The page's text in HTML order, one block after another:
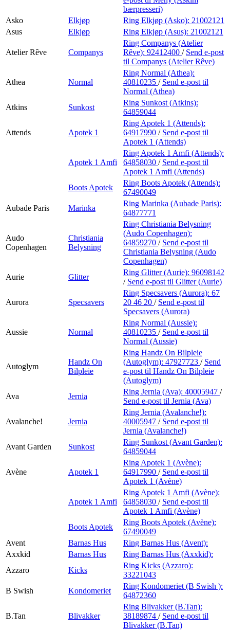
bærpresseri)
Asko
Elkjøp Ring Elkjøp (Asko): 21002121
Asus
Elkjøp Ring Elkjøp (Asus): 21002121
Atelier Rêve Companys
Ring Companys (Atelier
Rêve): 92412400 / Send e-post
til Companys (Atelier Rêve)
Athea Normal
Ring Normal (Athea):
40810235 / Send e-post til
Normal (Athea)
Atkins
Sunkost
Ring Sunkost (Atkins):
64859044
Attends Apotek 1
Ring Apotek 1 (Attends):
64917990 / Send e-post til
Apotek 1 (Attends)
Apotek 1 Amfi
Ring Apotek 1 Amfi (Attends):
64858030 / Send e-post til
Apotek 1 Amfi (Attends)
Boots Apotek
Ring Boots Apotek (Attends):
67490049
Aubade Paris
Marinka
Ring Marinka (Aubade Paris):
64877771
Audo
Copenhagen
Christiania
Belysning
Ring Christiania Belysning
(Audo Copenhagen):
64859270 / Send e-post til
Christiania Belysning (Audo
Copenhagen)
Aurie
Glitter
Ring Glitter (Aurie): 96098142
/ Send e-post til Glitter (Aurie)
Aurora Specsavers
Ring Specsavers (Aurora): 67
20 46 20 / Send e-post til
Specsavers (Aurora)
Aussie Normal
Ring Normal (Aussie):
40810235 / Send e-post til
Normal (Aussie)
Autoglym
Handz On
Bilpleie
Ring Handz On Bilpleie
(Autoglym): 47927723 / Send
e-post til Handz On Bilpleie
(Autoglym)
Ava
Jernia
Ring Jernia (Ava): 40005947 /
Send e-post til Jernia (Ava)
Avalanche! Jernia
Ring Jernia (Avalanche!):
40005947 / Send e-post til
Jernia (Avalanche!)
Avant Garden
Sunkost
Ring Sunkost (Avant Garden):
64859044
Avène Apotek 1
Ring Apotek 1 (Avène):
64917990 / Send e-post til
Apotek 1 (Avène)
Apotek 1 Amfi
Ring Apotek 1 Amfi (Avène):
64858030 / Send e-post til
Apotek 1 Amfi (Avène)
Boots Apotek
Ring Boots Apotek (Avène):
67490049
Avent
Barnas Hus
Ring Barnas Hus (Avent):
Axxkid
Barnas Hus
Ring Barnas Hus (Axxkid):
Azzaro
Kicks
Ring Kicks (Azzaro):
33221043
B Swish
Kondomeriet
Ring Kondomeriet (B Swish ):
64872360
B.Tan Blivakker
Ring Blivakker (B.Tan):
38189874 / Send e-post til
Blivakker (B.Tan)